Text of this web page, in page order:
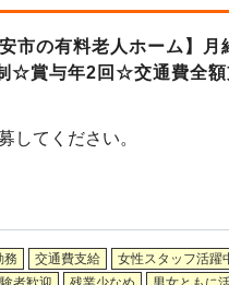
市の有料老人ホーム】月
☆賞与年2回☆交通費全額
してください。
務 交通費支給
女性スタッフ活躍